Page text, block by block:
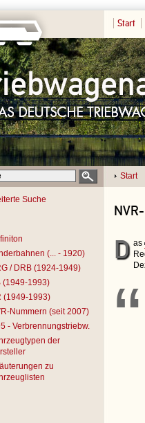
Start
Start
Suche
(... - 1920)
/ DRB (1924-1949)
(1949-1993)
(1949-1993)
Nummern (seit 2007)
- Verbrennungstriebw.
der
zu
D as